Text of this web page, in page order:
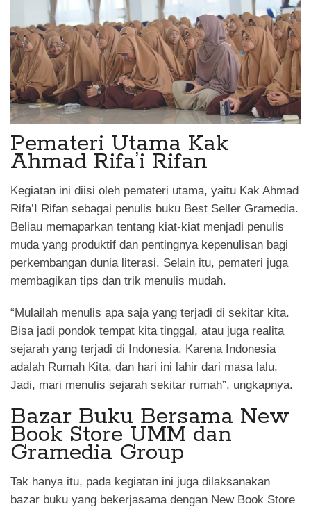
Pemateri Utama Kak
Ahmad Rifa’i Rifan
Kegiatan ini diisi oleh pemateri utama, yaitu Kak Ahmad
Rifa’I Rifan sebagai penulis buku Best Seller Gramedia.
Beliau memaparkan tentang kiat-kiat menjadi penulis
muda yang produktif dan pentingnya kepenulisan bagi
perkembangan dunia literasi. Selain itu, pemateri juga
membagikan tips dan trik menulis mudah.
“Mulailah menulis apa saja yang terjadi di sekitar kita.
Bisa jadi pondok tempat kita tinggal, atau juga realita
sejarah yang terjadi di Indonesia. Karena Indonesia
adalah Rumah Kita, dan hari ini lahir dari masa lalu.
Jadi, mari menulis sejarah sekitar rumah”, ungkapnya.
Bazar Buku Bersama New
Book Store UMM dan
Gramedia Group
Tak hanya itu, pada kegiatan ini juga dilaksanakan
bazar buku yang bekerjasama dengan New Book Store